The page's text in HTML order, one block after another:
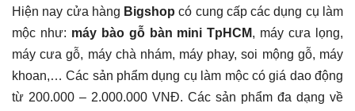
Hiện nay cửa hàng Bigshop có cung cấp các dụng cụ làm
mộc như: máy bào gỗ bàn mini TpHCM, máy cưa lọng,
máy cưa gỗ, máy chà nhám, máy phay, soi mộng gỗ, máy
khoan,… Các sản phẩm dụng cụ làm mộc có giá dao động
từ 200.000 – 2.000.000 VNĐ. Các sản phẩm đa dạng về